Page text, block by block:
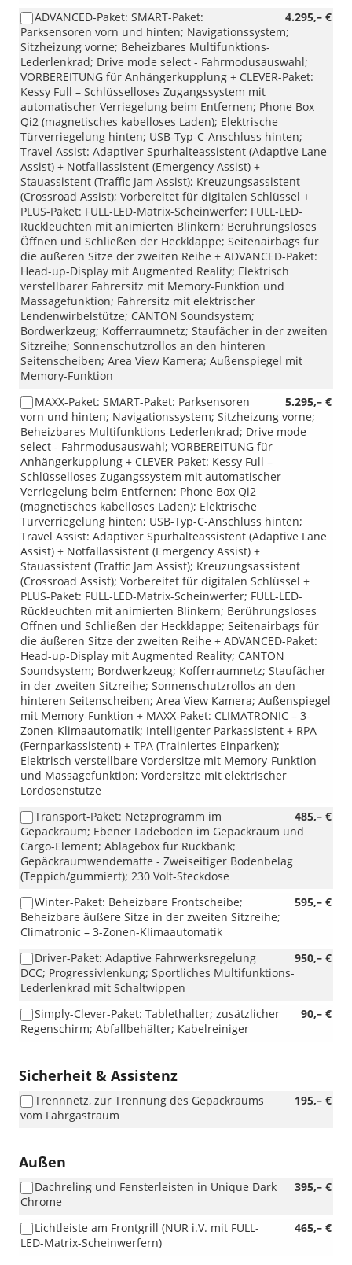
4.295,– €
ADVANCED-Paket: SMART-Paket:
Parksensoren vorn und hinten; Navigationssystem;
Sitzheizung vorne; Beheizbares Multifunktions-
Lederlenkrad; Drive mode select - Fahrmodusauswahl;
VORBEREITUNG für Anhängerkupplung + CLEVER-Paket:
Kessy Full – Schlüsselloses Zugangssystem mit
automatischer Verriegelung beim Entfernen; Phone Box
Qi2 (magnetisches kabelloses Laden); Elektrische
Türverriegelung hinten; USB-Typ-C-Anschluss hinten;
Travel Assist: Adaptiver Spurhalteassistent (Adaptive Lane
Assist) + Notfallassistent (Emergency Assist) +
Stauassistent (Traffic Jam Assist); Kreuzungsassistent
(Crossroad Assist); Vorbereitet für digitalen Schlüssel +
PLUS-Paket: FULL-LED-Matrix-Scheinwerfer; FULL-LED-
Rückleuchten mit animierten Blinkern; Berührungsloses
Öffnen und Schließen der Heckklappe; Seitenairbags für
die äußeren Sitze der zweiten Reihe + ADVANCED-Paket:
Head-up-Display mit Augmented Reality; Elektrisch
verstellbarer Fahrersitz mit Memory-Funktion und
Massagefunktion; Fahrersitz mit elektrischer
Lendenwirbelstütze; CANTON Soundsystem;
Bordwerkzeug; Kofferraumnetz; Staufächer in der zweiten
Sitzreihe; Sonnenschutzrollos an den hinteren
Seitenscheiben; Area View Kamera; Außenspiegel mit
Memory-Funktion
5.295,– €
MAXX-Paket: SMART-Paket: Parksensoren
vorn und hinten; Navigationssystem; Sitzheizung vorne;
Beheizbares Multifunktions-Lederlenkrad; Drive mode
select - Fahrmodusauswahl; VORBEREITUNG für
Anhängerkupplung + CLEVER-Paket: Kessy Full –
Schlüsselloses Zugangssystem mit automatischer
Verriegelung beim Entfernen; Phone Box Qi2
(magnetisches kabelloses Laden); Elektrische
Türverriegelung hinten; USB-Typ-C-Anschluss hinten;
Travel Assist: Adaptiver Spurhalteassistent (Adaptive Lane
Assist) + Notfallassistent (Emergency Assist) +
Stauassistent (Traffic Jam Assist); Kreuzungsassistent
(Crossroad Assist); Vorbereitet für digitalen Schlüssel +
PLUS-Paket: FULL-LED-Matrix-Scheinwerfer; FULL-LED-
Rückleuchten mit animierten Blinkern; Berührungsloses
Öffnen und Schließen der Heckklappe; Seitenairbags für
die äußeren Sitze der zweiten Reihe + ADVANCED-Paket:
Head-up-Display mit Augmented Reality; CANTON
Soundsystem; Bordwerkzeug; Kofferraumnetz; Staufächer
in der zweiten Sitzreihe; Sonnenschutzrollos an den
hinteren Seitenscheiben; Area View Kamera; Außenspiegel
mit Memory-Funktion + MAXX-Paket: CLIMATRONIC – 3-
Zonen-Klimaautomatik; Intelligenter Parkassistent + RPA
(Fernparkassistent) + TPA (Trainiertes Einparken);
Elektrisch verstellbare Vordersitze mit Memory-Funktion
und Massagefunktion; Vordersitze mit elektrischer
Lordosenstütze
485,– €
Transport-Paket: Netzprogramm im
Gepäckraum; Ebener Ladeboden im Gepäckraum und
Cargo-Element; Ablagebox für Rückbank;
Gepäckraumwendematte - Zweiseitiger Bodenbelag
(Teppich/gummiert); 230 Volt-Steckdose
595,– €
Winter-Paket: Beheizbare Frontscheibe;
Beheizbare äußere Sitze in der zweiten Sitzreihe;
Climatronic – 3-Zonen-Klimaautomatik
950,– €
Driver-Paket: Adaptive Fahrwerksregelung
DCC; Progressivlenkung; Sportliches Multifunktions-
Lederlenkrad mit Schaltwippen
90,– €
Simply-Clever-Paket: Tablethalter; zusätzlicher
Regenschirm; Abfallbehälter; Kabelreiniger
Sicherheit & Assistenz
195,– €
Trennnetz, zur Trennung des Gepäckraums
vom Fahrgastraum
Außen
395,– €
Dachreling und Fensterleisten in Unique Dark
Chrome
465,– €
Lichtleiste am Frontgrill (NUR i.V. mit FULL-
LED-Matrix-Scheinwerfern)